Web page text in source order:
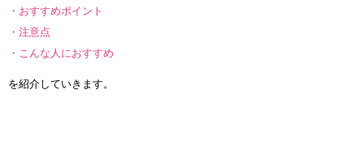
・おすすめポイント
・注意点
・こんな人におすすめ
を紹介していきます。